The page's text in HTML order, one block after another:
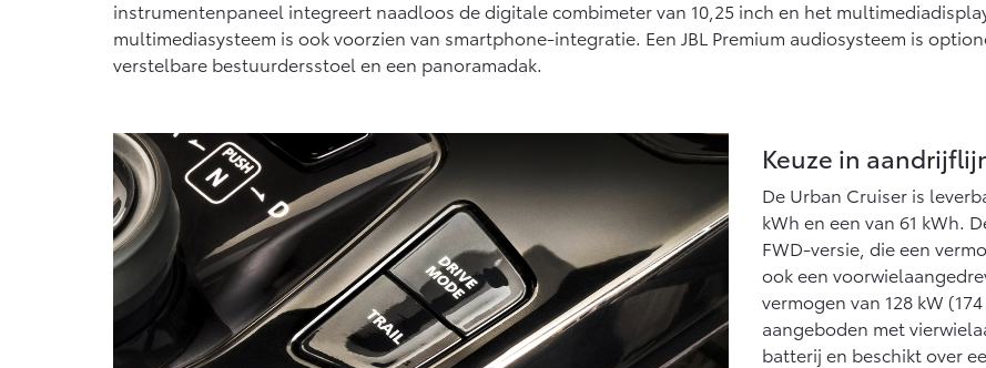
instrumentenpaneel integreert naadloos de digitale combimeter van 10,25 inch en het
multimediasysteem is ook voorzien van smartphone-integratie. Een JBL Premium audiosysteem is
verstelbare bestuurdersstoel en een panoramadak.
Keuze in
De Urban Cruiser is
kWh en een van 61 kWh.
FWD-versie, die een
ook een
vermogen van 128 kW
aangeboden met
batterij en beschikt over